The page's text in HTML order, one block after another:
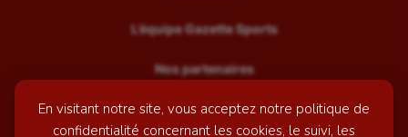
En visitant notre site, vous acceptez notre politique de
confidentialité concernant les cookies, le suivi, les
L’équipe Gazette Sports
Nos partenaires
Recrutement